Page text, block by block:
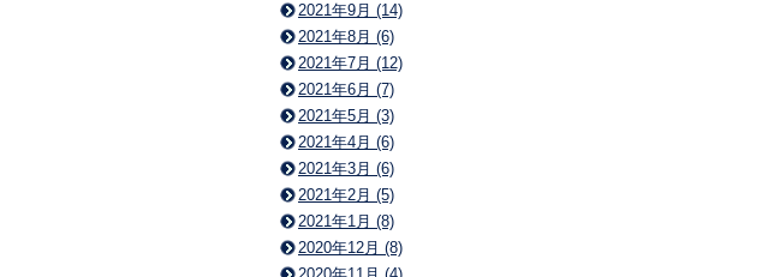
2021年9月 (14)
2021年8月 (6)
2021年7月 (12)
2021年6月 (7)
2021年5月 (3)
2021年4月 (6)
2021年3月 (6)
2021年2月 (5)
2021年1月 (8)
2020年12月 (8)